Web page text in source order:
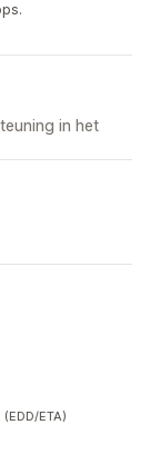
in het
ETA)